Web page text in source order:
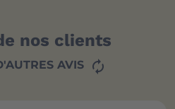
nos clients
AVIS autorenew